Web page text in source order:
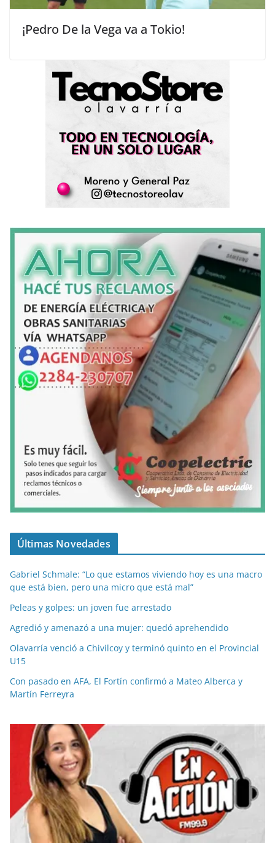
¡Pedro De la Vega va a Tokio!
Últimas Novedades
Gabriel Schmale: “Lo que estamos viviendo hoy es una macro
que está bien, pero una micro que está mal”
Peleas y golpes: un joven fue arrestado
Agredió y amenazó a una mujer: quedó aprehendido
Olavarría venció a Chivilcoy y terminó quinto en el Provincial
U15
Con pasado en AFA, El Fortín confirmó a Mateo Alberca y
Martín Ferreyra